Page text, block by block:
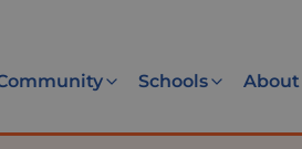
Schools About